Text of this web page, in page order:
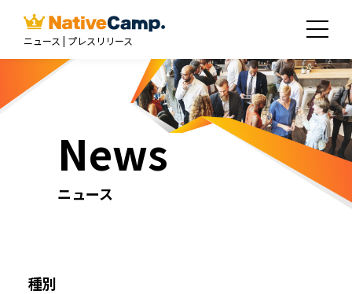
ニュース | プレスリリース
News
ニュース
種別